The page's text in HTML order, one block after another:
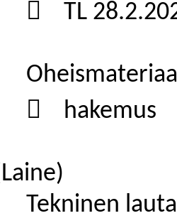
 TL
 hakemus
Tekninen